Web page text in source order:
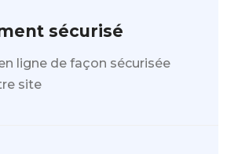
sécurisé
ligne de façon sécurisée
site